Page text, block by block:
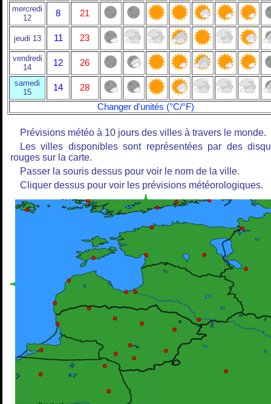
mercredi
12
8 21
jeudi 13 11 23
vendredi
14
12 26
samedi
15
14
28
Changer d'unités (°C/°F)
Prévisions météo à 10 jours des villes à travers le monde.
Les villes disponibles sont représentées par des
rouges sur la carte.
Passer la souris dessus pour voir le nom de la ville.
Cliquer dessus pour voir les prévisions météorologiques.